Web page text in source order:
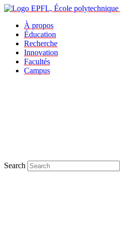
À propos
Éducation
Recherche
Innovation
Facultés
Campus
Search